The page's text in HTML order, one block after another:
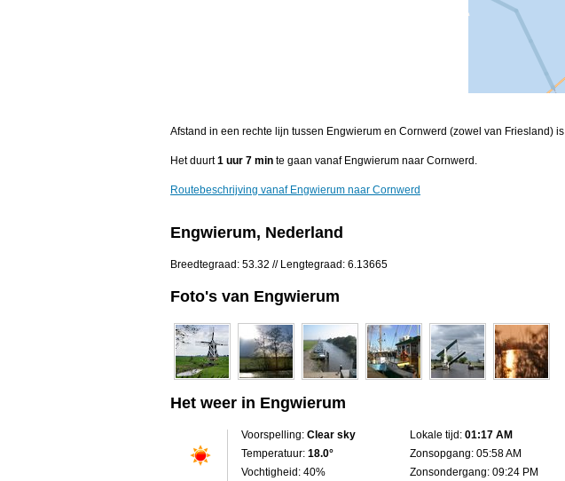
Afstand in een rechte lijn tussen Engwierum en Cornwerd (zowel van Friesland) is
Het duurt1 uur 7 min te gaan vanaf Engwierum naar Cornwerd.
Routebeschrijving vanaf Engwierum naar Cornwerd
Engwierum, Nederland
Breedtegraad: 53.32 // Lengtegraad: 6.13665
Foto's van Engwierum
Het weer in Engwierum
Voorspelling: Clear sky
Temperatuur: 18.0°
Vochtigheid: 40%
Lokale tijd: 01:17 AM
Zonsopgang: 05:58 AM
Zonsondergang: 09:24 PM